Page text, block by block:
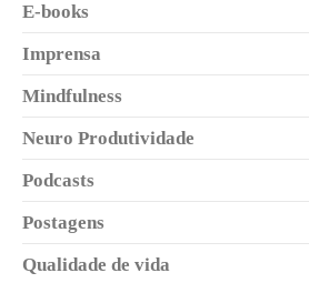
E-books
Imprensa
Mindfulness
Neuro Produtividade
Podcasts
Postagens
Qualidade de vida